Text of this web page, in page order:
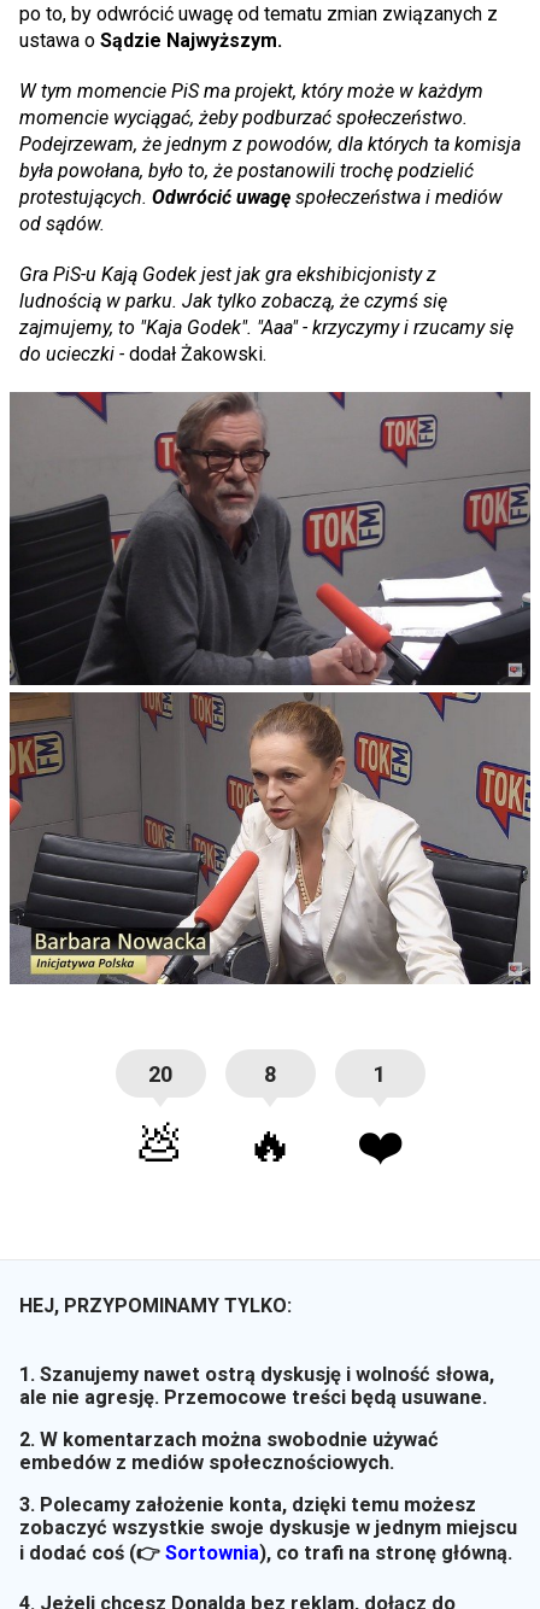
po to, by odwrócić uwagę od tematu zmian związanych z
ustawa o Sądzie Najwyższym.
W tym momencie PiS ma projekt, który może w każdym
momencie wyciągać, żeby podburzać społeczeństwo.
Podejrzewam, że jednym z powodów, dla których ta komisja
była powołana, było to, że postanowili trochę podzielić
protestujących. Odwrócić uwagę społeczeństwa i mediów
od sądów.
Gra PiS-u Kają Godek jest jak gra ekshibicjonisty z
ludnością w parku. Jak tylko zobaczą, że czymś się
zajmujemy, to "Kaja Godek". "Aaa" - krzyczymy i rzucamy się
do ucieczki - dodał Żakowski.
20
💩
8
🔥
1
❤️
HEJ, PRZYPOMINAMY TYLKO:
1. Szanujemy nawet ostrą dyskusję i wolność słowa,
ale nie agresję. Przemocowe treści będą usuwane.
2. W komentarzach można swobodnie używać
embedów z mediów społecznościowych.
3. Polecamy założenie konta, dzięki temu możesz
zobaczyć wszystkie swoje dyskusje w jednym miejscu
i dodać coś (👉 Sortownia), co trafi na stronę główną.
4. Jeżeli chcesz Donalda bez reklam, dołącz do